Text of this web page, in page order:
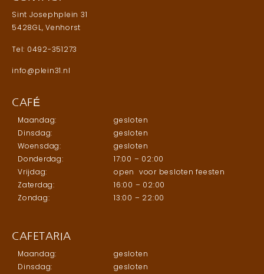
Sint Josephplein 31
5428GL, Venhorst
Tel: 0492-351273
info@plein31.nl
CAFÉ
Maandag:
Dinsdag:
Woensdag:
Donderdag:
Vrijdag:
Zaterdag:
Zondag:
gesloten
gesloten
gesloten
17:00 – 02:00
open voor besloten feesten
16:00 – 02:00
13:00 – 22:00
CAFETARIA
Maandag:
Dinsdag:
gesloten
gesloten